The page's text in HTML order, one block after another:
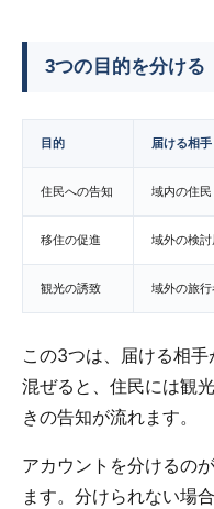
3つの目的を分ける
目的 届ける相手
住民への告知 域内の住民
移住の促進 域外の検
観光の誘致 域外の旅
この3つは、届ける相
混ぜると、住民には観
きの告知が流れます。
アカウントを分けるの
ます。分けられない場